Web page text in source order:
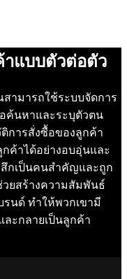
แบบตัวต่อตัว
ามารถใช้ระบบจัดการ
อค้นหาและระบุตัวตน
การสั่งซื้อของลูกค้า
ค้าได้อย่างอบอุ่นและ
กเป็นคนสำคัญและถูก
วยสร้างความสัมพันธ์
นด์ ทำให้พวกเขามี
ะกลายเป็นลูกค้า